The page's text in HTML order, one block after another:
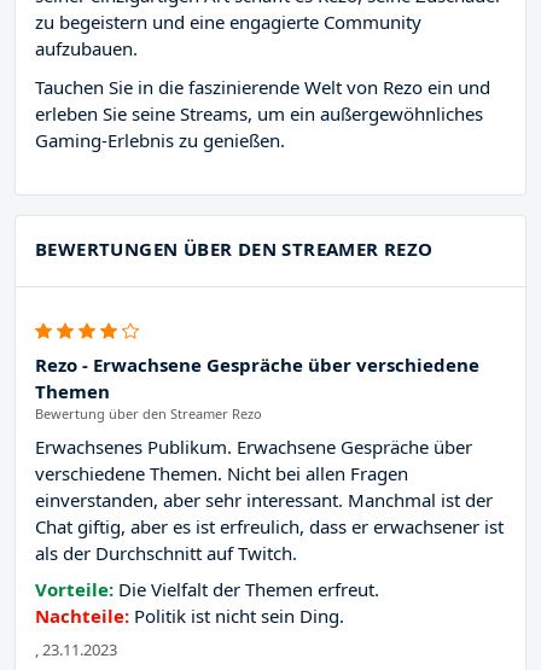
zu begeistern und eine engagierte Community
aufzubauen.
Tauchen Sie in die faszinierende Welt von Rezo ein und
erleben Sie seine Streams, um ein außergewöhnliches
Gaming-Erlebnis zu genießen.
BEWERTUNGEN ÜBER DEN STREAMER REZO
Rezo - Erwachsene Gespräche über verschiedene
Themen
Bewertung über den Streamer Rezo
Erwachsenes Publikum. Erwachsene Gespräche über
verschiedene Themen. Nicht bei allen Fragen
einverstanden, aber sehr interessant. Manchmal ist der
Chat giftig, aber es ist erfreulich, dass er erwachsener ist
als der Durchschnitt auf Twitch.
Vorteile: Die Vielfalt der Themen erfreut.
Nachteile: Politik ist nicht sein Ding.
, 23.11.2023